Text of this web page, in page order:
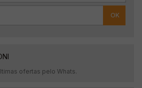
OK
ofertas pelo Whats.